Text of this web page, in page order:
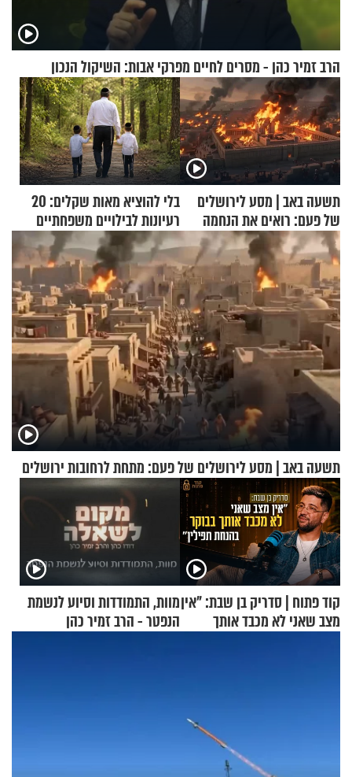
הרב זמיר כהן - מסרים לחיים מפרקי אבות: השיקול הנכון
תשעה באב | מסע לירושלים
של פעם: רואים את הנחמה
בלי להוציא מאות שקלים: 20
רעיונות לבילויים משפחתיים
כמעט בחינם
תשעה באב | מסע לירושלים של פעם: מתחת לרחובות ירושלים
קוד פתוח | סדריק בן שבת: "אין
מצב שאני לא מכבד אותך
מוות, התמודדות וסיוע לנשמת
הנפטר - הרב זמיר כהן